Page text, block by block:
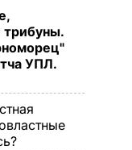
УПЛ.